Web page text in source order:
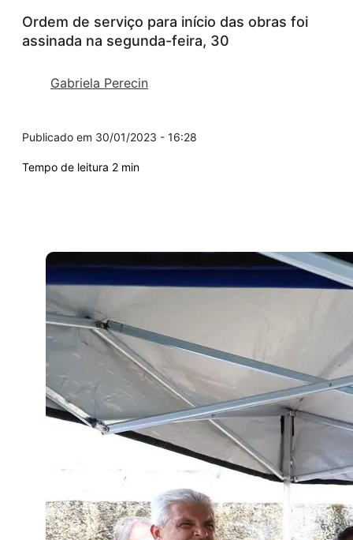
Ordem de serviço para início das obras foi
assinada na segunda-feira, 30
Gabriela Perecin
30/01/2023 - 16:28